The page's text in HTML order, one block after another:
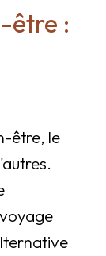
être :
être, le